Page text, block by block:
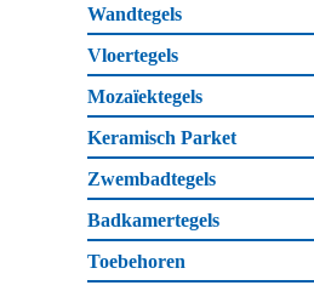
Wandtegels
Vloertegels
Mozaïektegels
Keramisch Parket
Zwembadtegels
Badkamertegels
Toebehoren